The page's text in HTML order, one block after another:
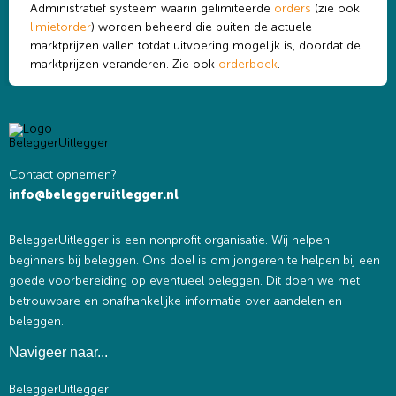
Administratief systeem waarin gelimiteerde orders (zie ook
limietorder) worden beheerd die buiten de actuele
marktprijzen vallen totdat uitvoering mogelijk is, doordat de
marktprijzen veranderen. Zie ook orderboek.
Contact opnemen?
info@beleggeruitlegger.nl
BeleggerUitlegger is een nonprofit organisatie. Wij helpen
beginners bij beleggen. Ons doel is om jongeren te helpen bij een
goede voorbereiding op eventueel beleggen. Dit doen we met
betrouwbare en onafhankelijke informatie over aandelen en
beleggen.
Navigeer naar...
BeleggerUitlegger